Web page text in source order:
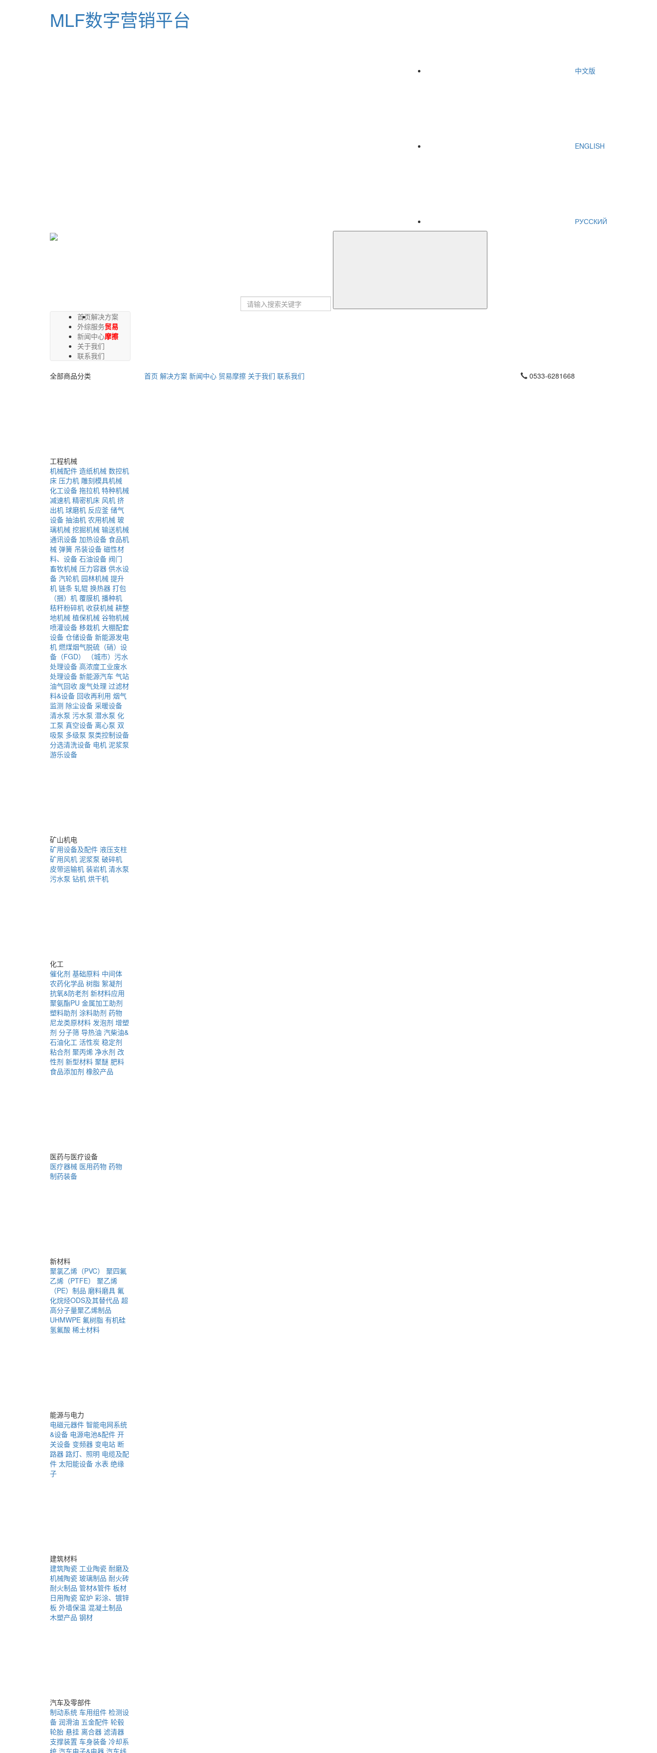
MLF数字营销平台
中文版
ENGLISH
РУССКИЙ
首页解决方案
外综服务
新闻中心
贸易
摩擦
关于我们
联系我们
全部商品分类
工程机械
机械配件 造纸机械 数控机
床 压力机 雕刻模具机械
化工设备 拖拉机 特种机械
减速机 精密机床 风机 挤
出机 球磨机 反应釜 储气
设备 抽油机 农用机械 玻
璃机械 挖掘机械 输送机械
通讯设备 加热设备 食品机
械 弹簧 吊装设备 磁性材
料、设备 石油设备 阀门
畜牧机械 压力容器 供水设
备 汽轮机 园林机械 提升
机 链条 轧辊 换热器 打包
（捆）机 覆膜机 播种机
秸秆粉碎机 收获机械 耕整
地机械 植保机械 谷物机械
喷灌设备 移栽机 大棚配套
设备 仓储设备 新能源发电
机 燃煤烟气脱硫（硝）设
备（FGD）
（城市）污水
处理设备 高浓度工业废水
处理设备 新能源汽车 气站
油气回收 废气处理 过滤材
料&设备 回收再利用 烟气
监测 除尘设备 采暖设备
清水泵 污水泵 潜水泵 化
工泵 真空设备 离心泵 双
吸泵 多级泵 泵类控制设备
分选清洗设备 电机 泥浆泵
游乐设备
矿山机电
矿用设备及配件 液压支柱
矿用风机 泥浆泵 破碎机
皮带运输机 装岩机 清水泵
污水泵 钻机 烘干机
化工
催化剂 基础原料 中间体
农药化学品 树脂 絮凝剂
抗氧&防老剂 新材料应用
聚氨酯PU 金属加工助剂
塑料助剂 涂料助剂 药物
尼龙类原材料 发泡剂 增塑
剂 分子筛 导热油 汽柴油&
石油化工 活性炭 稳定剂
粘合剂 聚丙烯 净水剂 改
性剂 新型材料 聚醚 肥料
食品添加剂 橡胶产品
医药与医疗设备
医疗器械 医用药物 药物
制药装备
新材料
聚氯乙烯（PVC）
聚四氟
乙烯（PTFE）
聚乙烯
（PE）制品 磨料磨具 氟
化烷烃ODS及其替代品 超
高分子量聚乙烯制品
UHMWPE 氟树脂 有机硅
氢氟酸 稀土材料
能源与电力
电磁元器件 智能电网系统
&设备 电源电池&配件 开
关设备 变频器 变电站 断
路器 路灯、照明 电缆及配
件 太阳能设备 水表 绝缘
子
建筑材料
建筑陶瓷 工业陶瓷 耐磨及
机械陶瓷 玻璃制品 耐火砖
耐火制品 管材&管件 板材
日用陶瓷 窑炉 彩涂、镀锌
板 外墙保温 混凝土制品
木塑产品 钢材
汽车及零部件
制动系统 车用组件 检测设
备 润滑油 五金配件 轮毂
轮胎 悬挂 离合器 滤清器
支撑装置 车身装备 冷却系
首页 解决方案 新闻中心 贸易摩擦 关于我们 联系我们 0533-6281668